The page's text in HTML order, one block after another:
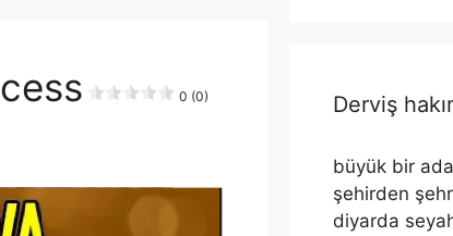
0 (0) Derviş
büyük bir
şehirden
diyarda